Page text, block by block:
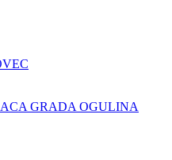
GRADA OGULINA